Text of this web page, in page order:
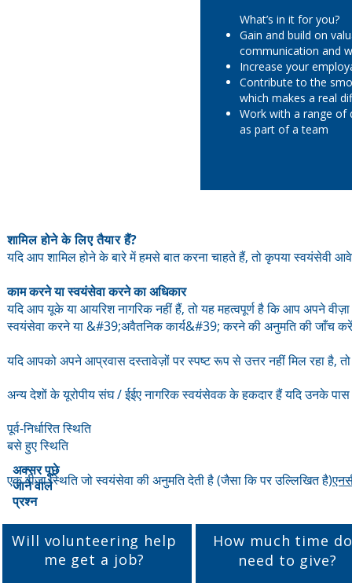
What’s in it for you?
Gain and build on
communication and
Increase your
Contribute to the
which makes a real
Work with a range of
as part of a team
शामिल होने के लिए तैयार हैं?
यदि आप शामिल होने के बारे में हमसे बात करना चाहते हैं, तो कृपया स्वयंसेवी
काम करने या स्वयंसेवा करने का अधिकार
यदि आप यूके या आयरिश नागरिक नहीं हैं, तो यह महत्वपूर्ण है कि आप अपने
स्वयंसेवा करने या &#39;अवैतनिक कार्य&#39; करने की अनुमति की
यदि आपको अपने आप्रवास दस्तावेज़ों पर स्पष्ट रूप से उत्तर नहीं मिल रहा है,
अन्य देशों के यूरोपीय संघ / ईईए नागरिक स्वयंसेवक के हकदार हैं यदि उनके
पूर्व-निर्धारित स्थिति
बसे हुए स्थिति
एक वीज़ा स्थिति जो स्वयंसेवा की अनुमति देती है (जैसा कि पर उल्लिखित है)
अक्सर पूछे
जाने वाले
प्रश्न
Will volunteering help
me get a job?
How much time
need to give?